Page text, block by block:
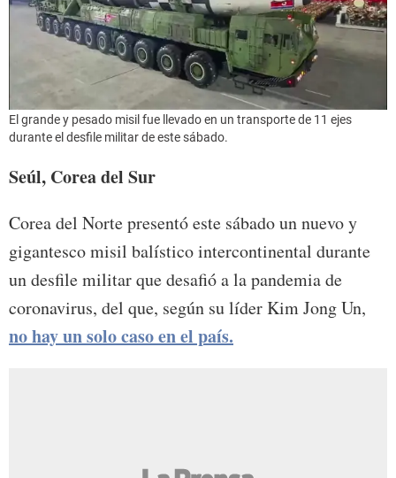
El grande y pesado misil fue llevado en un transporte de 11 ejes
durante el desfile militar de este sábado.
Seúl, Corea del Sur
Corea del Norte presentó este sábado un nuevo y
gigantesco misil balístico intercontinental durante
un desfile militar que desafió a la pandemia de
coronavirus, del que, según su líder Kim Jong Un,
no hay un solo caso en el país.